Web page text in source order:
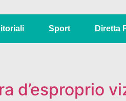
Sport Diretta
d’esproprio